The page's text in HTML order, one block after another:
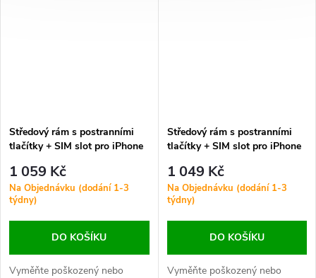
Středový rám s postranními
tlačítky + SIM slot pro iPhone
1 059 Kč
Na Objednávku (dodání 1-3
týdny)
DO KOŠÍKU
Vyměňte poškozený nebo
Středový rám s postranními
tlačítky + SIM slot pro iPhone
1 049 Kč
Na Objednávku (dodání 1-3
týdny)
DO KOŠÍKU
Vyměňte poškozený nebo